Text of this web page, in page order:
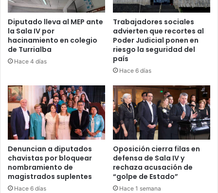
Diputado lleva al MEP ante
la Sala IV por
hacinamiento en colegio
de Turrialba
Hace 4 días
Trabajadores sociales
advierten que recortes al
Poder Judicial ponen en
riesgo la seguridad del
país
Hace 6 días
Denuncian a diputados
chavistas por bloquear
nombramiento de
magistrados suplentes
Hace 6 días
Oposición cierra filas en
defensa de Sala IV y
rechaza acusación de
“golpe de Estado”
Hace 1 semana